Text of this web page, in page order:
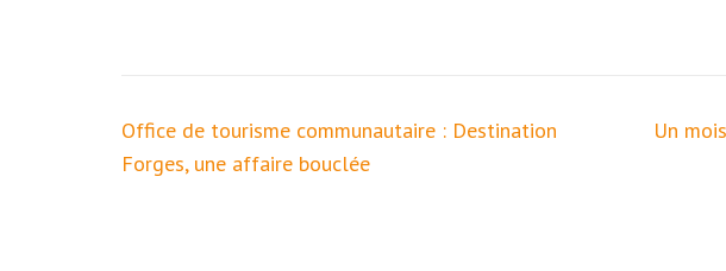
Navigation
de
Office de tourisme communautaire : Destination
Forges, une affaire bouclée
Un